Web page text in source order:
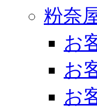
粉奈
お
お
お